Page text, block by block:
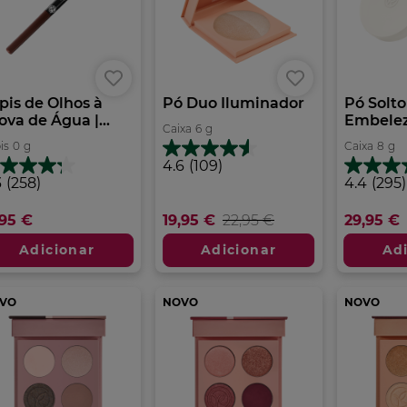
de Olhos à
de Água |...
0 g
(258)
€
Adicionar
Pó Duo Iluminador
Caixa 6 g
4.6 (109)
4.6
estrelas.
109
análises
19,95 € 22,95 €
Adicionar
Pó Solto
Caixa 8 g
4.4 (295)
4.4
5
estrelas.
análises
29,95 €
NOVO NOVO